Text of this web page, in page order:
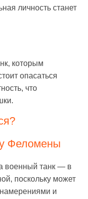
личность станет
которым
опасаться
что
Феломены
военный танк — в
поскольку может
и